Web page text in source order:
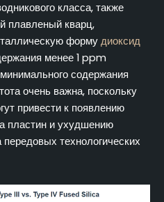
класса, также
плавленый кварц,
форму диоксид
менее 1 ppm
содержания
очень важна, поскольку
привести к появлению
пластин и ухудшению
передовых технологических